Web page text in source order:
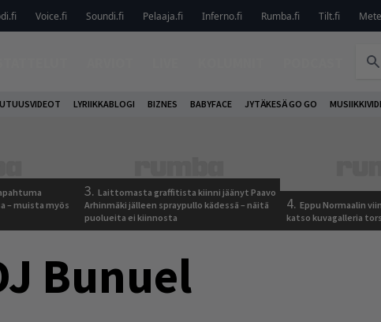
Voice.fi Soundi.fi Pelaaja.fi Inferno.fi Rumba.fi Tilt.fi
LYRIIKKABLOGI BIZNES BABYFACE JYTÄKESÄ GO GO
– muista myös
3. Laittomasta graffitista kiinni jäänyt Paavo
Arhinmäki jälleen spraypullo kädessä – näitä
puolueita ei kiinnosta
4. Eppu Normaalin
katso kuvagalleria
Bunuel